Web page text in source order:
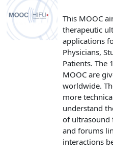
This MOOC
therapeutic
applications
Physicians,
Patients. The
MOOC are
worldwide.
more
understand
of ultrasound
and forums
interactions